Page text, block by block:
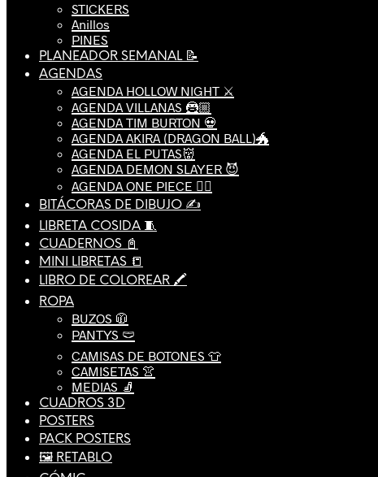
STICKERS
Anillos
PINES
PLANEADOR SEMANAL 📝
AGENDAS
AGENDA HOLLOW NIGHT ⚔️
AGENDA VILLANAS 🦹🏼
AGENDA TIM BURTON 💀
AGENDA AKIRA (DRAGON BALL)🐲
AGENDA EL PUTAS👹
AGENDA DEMON SLAYER 😈
AGENDA ONE PIECE 🏴‍☠️
BITÁCORAS DE DIBUJO ✍️
LIBRETA COSIDA 🧵
CUADERNOS 📓
MINI LIBRETAS 📒
LIBRO DE COLOREAR 🖍️
ROPA
BUZOS 🧥
PANTYS 🩲
CAMISAS DE BOTONES 👕
CAMISETAS 👚
MEDIAS 🧦
CUADROS 3D
POSTERS
PACK POSTERS
🖼️ RETABLO